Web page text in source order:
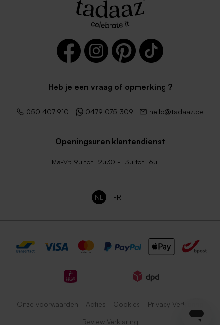
Heb je een vraag of opmerking ?
050 407 910 0479 075 309 hello@tadaaz.be
Openingsuren klantendienst
Ma-Vr: 9u tot 12u30 - 13u tot 16u
NL FR
Onze voorwaarden Acties Cookies Privacy Verklaring
Review Verklaring